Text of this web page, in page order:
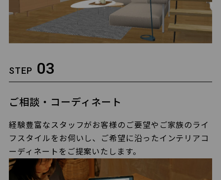
STEP 03
ご相談・コーディネート
経験豊富なスタッフがお客様のご要望やご家族のライ
フスタイルをお伺いし、ご希望に沿ったインテリアコ
ーディネートをご提案いたします。​